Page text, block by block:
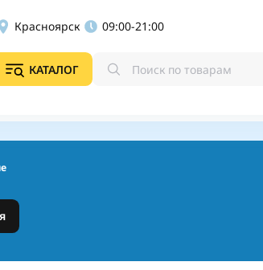
Красноярск 09:00-21:00
КАТАЛОГ